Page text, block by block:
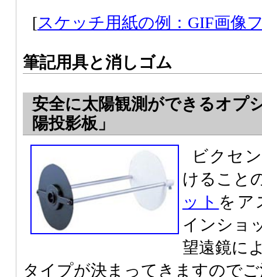
[スケッチ用紙の例：GIF画像
筆記用具と消しゴム
安全に太陽観測ができるオ
陽投影板」
ビクセ
けること
ット をア
インショ
望遠鏡に
タイプが決まってきますので